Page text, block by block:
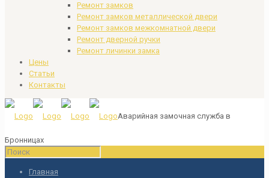
Ремонт замков
Ремонт замков металлической двери
Ремонт замков межкомнатной двери
Ремонт дверной ручки
Ремонт личинки замка
Цены
Статьи
Контакты
Аварийная замочная служба в
Бронницах
Главная